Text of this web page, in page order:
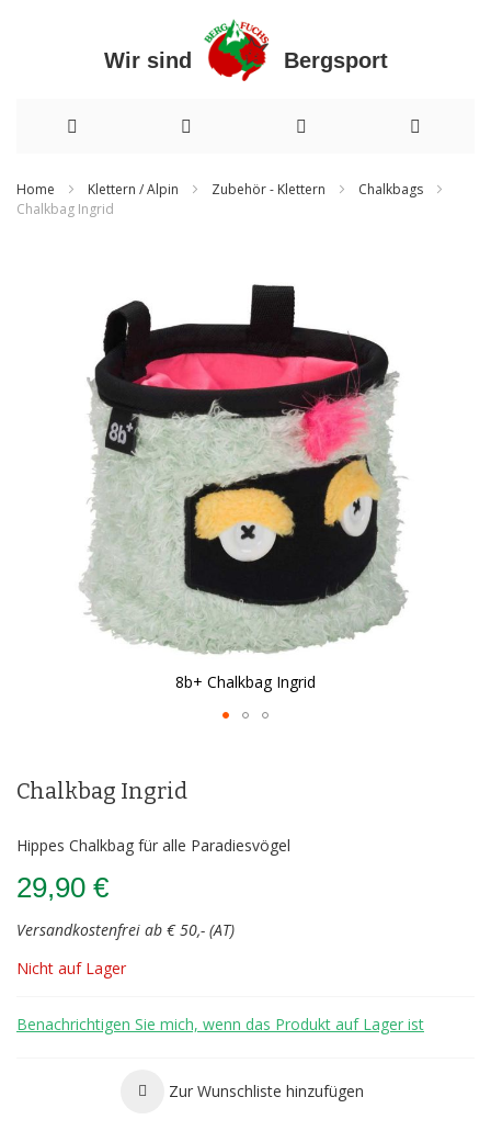
Wir sind Bergsport
zum
Home Klettern / Alpin Zubehör - Klettern
Chalkbags
Chalkbag Ingrid
8b+ Chalkbag Ingrid
der
Chalkbag Ingrid
Hippes Chalkbag für alle Paradiesvögel
29,90 €
Versandkostenfrei ab € 50,- (AT)
Nicht auf Lager
Benachrichtigen Sie mich, wenn das Produkt auf Lager ist
Zur Wunschliste hinzufügen